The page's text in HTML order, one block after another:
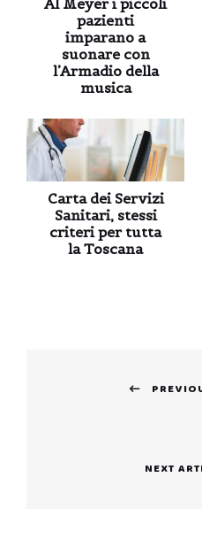
pazienti
imparano a
suonare con
l’Armadio della
musica
Carta dei Servizi
Sanitari, stessi
criteri per tutta
la Toscana
NEXT